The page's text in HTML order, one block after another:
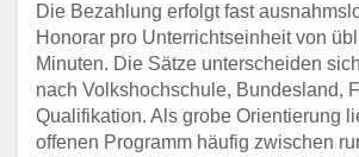
Die Bezahlung erfolgt fast
Honorar pro Unterrichtseinheit von
Minuten. Die Sätze unterscheiden
nach Volkshochschule, Bundesland,
Qualifikation. Als grobe Orientierung
offenen Programm häufig zwischen